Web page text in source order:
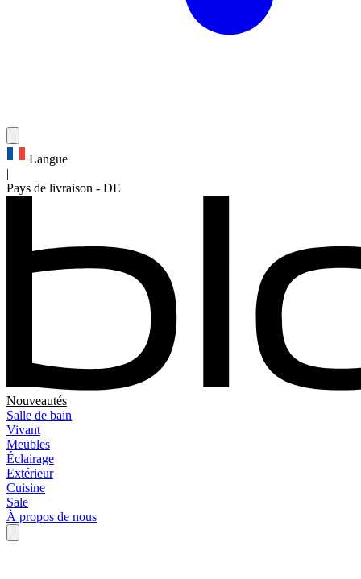
Langue
Pays de livraison - DE
Nouveautés
Salle de bain
Vivant
Meubles
Éclairage
Extérieur
Cuisine
Sale
À propos de nous